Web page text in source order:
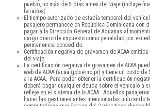
pueblo, no más de 5 días antes del viaje (incluye
feriados).
El tiempo autorizado de estadía temporal del
pasajero permanece en República Dominicana con
pagar a la Dirección General de Aduanas al
cargo diario de impuesto como penalidad por
permanencia concedido.
Certificación negativa de gravamen de ACAA
del viaje.
La certificación negativa de gravamen de ACAA
web de ACAA (acaa.gobierno.pr) y tiene un costo
a la ACAA. Para poder obtener la certificación
deberá pagar cualquier deuda sobre el vehículo a
refleje en el sistema de la ACAA. Aquellos
hacer las gestiones antes mencionadas utilizando